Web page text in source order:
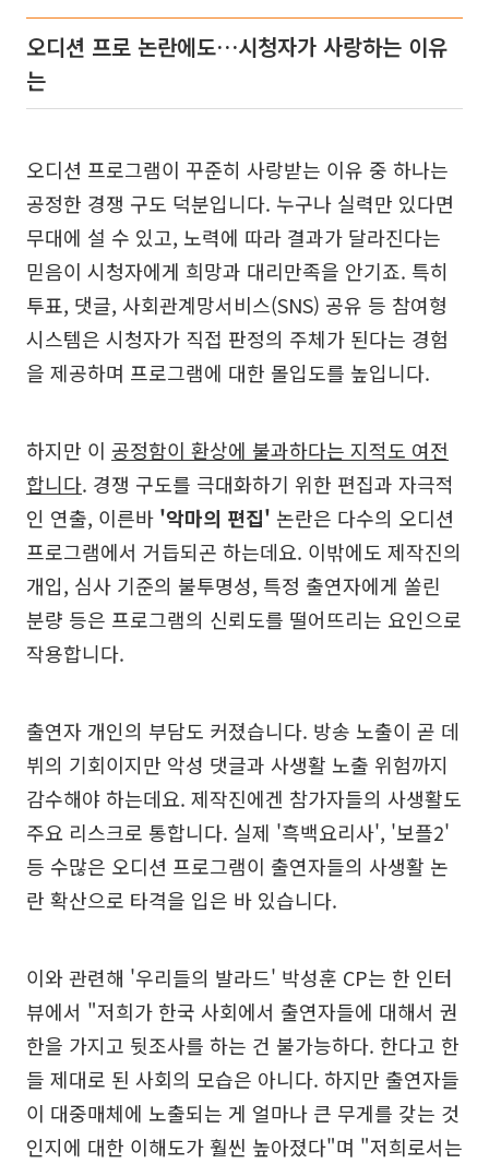
오디션 프로 논란에도…시청자가 사랑하는 이유
는
오디션 프로그램이 꾸준히 사랑받는 이유 중 하나는
공정한 경쟁 구도 덕분입니다. 누구나 실력만 있다면
무대에 설 수 있고, 노력에 따라 결과가 달라진다는
믿음이 시청자에게 희망과 대리만족을 안기죠. 특히
투표, 댓글, 사회관계망서비스(SNS) 공유 등 참여형
시스템은 시청자가 직접 판정의 주체가 된다는 경험
을 제공하며 프로그램에 대한 몰입도를 높입니다.
하지만 이 공정함이 환상에 불과하다는 지적도 여전
합니다. 경쟁 구도를 극대화하기 위한 편집과 자극적
인 연출, 이른바 '악마의 편집' 논란은 다수의 오디션
프로그램에서 거듭되곤 하는데요. 이밖에도 제작진의
개입, 심사 기준의 불투명성, 특정 출연자에게 쏠린
분량 등은 프로그램의 신뢰도를 떨어뜨리는 요인으로
작용합니다.
출연자 개인의 부담도 커졌습니다. 방송 노출이 곧 데
뷔의 기회이지만 악성 댓글과 사생활 노출 위험까지
감수해야 하는데요. 제작진에겐 참가자들의 사생활도
주요 리스크로 통합니다. 실제 '흑백요리사', '보플2'
등 수많은 오디션 프로그램이 출연자들의 사생활 논
란 확산으로 타격을 입은 바 있습니다.
이와 관련해 '우리들의 발라드' 박성훈 CP는 한 인터
뷰에서 "저희가 한국 사회에서 출연자들에 대해서 권
한을 가지고 뒷조사를 하는 건 불가능하다. 한다고 한
들 제대로 된 사회의 모습은 아니다. 하지만 출연자들
이 대중매체에 노출되는 게 얼마나 큰 무게를 갖는 것
인지에 대한 이해도가 훨씬 높아졌다"며 "저희로서는